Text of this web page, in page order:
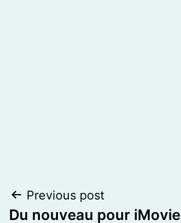
Post
Previous post
Du nouveau pour iMovie